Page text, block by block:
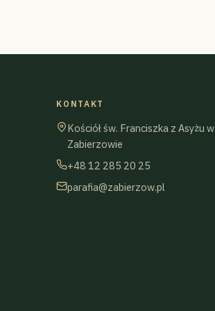
KONTAKT
Kościół św. Franciszka z Asyżu w
Zabierzowie
+48 12 285 20 25
parafia@zabierzow.pl